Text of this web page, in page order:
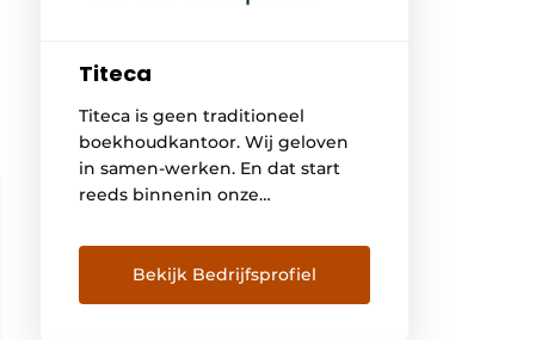
Titeca
Titeca is geen traditioneel
boekhoudkantoor. Wij geloven
in samen-werken. En dat start
reeds binnenin onze
onze pro accountants een zeer
brede kijk op alle mogelijke
ondernemersdomeinen, af en
Bekijk Bedrijfsprofiel